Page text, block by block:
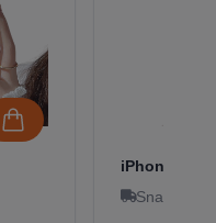
iPhone 16
Snabb